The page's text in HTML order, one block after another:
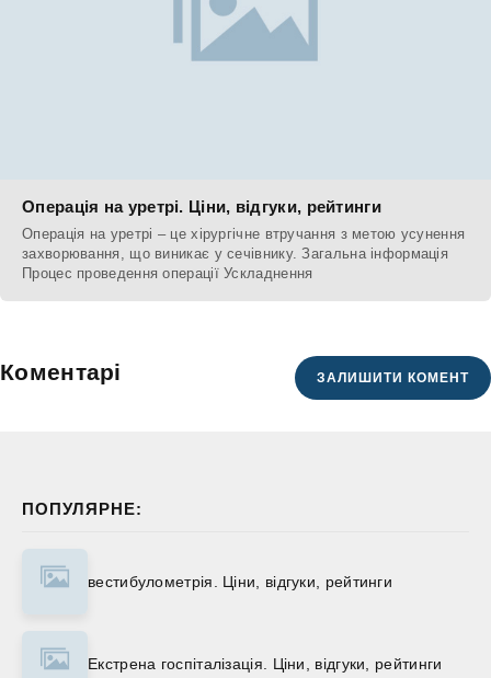
ПОПУЛЯРНЕ:
вестибулометрія. Ціни, відгуки, рейтинги
Екстрена госпіталізація. Ціни, відгуки, рейтинги
Операція на уретрі. Ціни, відгуки, рейтинги
Операція на уретрі – це хірургічне втручання з метою усунення
захворювання, що виникає у сечівнику. Загальна інформація
Процес проведення операції Ускладнення
Коментарі ЗАЛИШИТИ КОМЕНТ